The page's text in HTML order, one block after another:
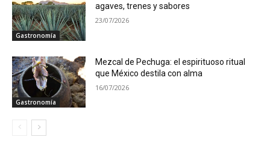
Gastronomía
agaves, trenes y sabores
23/07/2026
Gastronomía
Mezcal de Pechuga: el espirituoso ritual
que México destila con alma
16/07/2026